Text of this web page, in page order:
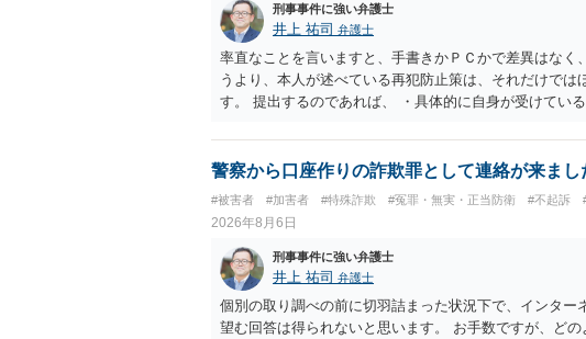
刑事事件に強い弁護士
井上 祐司 弁護士
率直なことを言いますと、手書きかＰＣかで差異はな
うより、本人が述べている再犯防止策は、それだけで
す。 提出するのであれば、 ・具体的に自身が受けてい
者の証言 など、証拠で担保された客観性と実現可能性
もともと執行猶予が狙える事案であれば本人の反省の
警察から口座作りの詐欺罪として連絡が来まし
#被害者 #加害者 #特殊詐欺 #冤罪・無実・正当防衛 #不起訴
2026年8月6日
刑事事件に強い弁護士
井上 祐司 弁護士
個別の取り調べの前に切羽詰まった状況下で、インター
望む回答は得られないと思います。 お手数ですが、ど